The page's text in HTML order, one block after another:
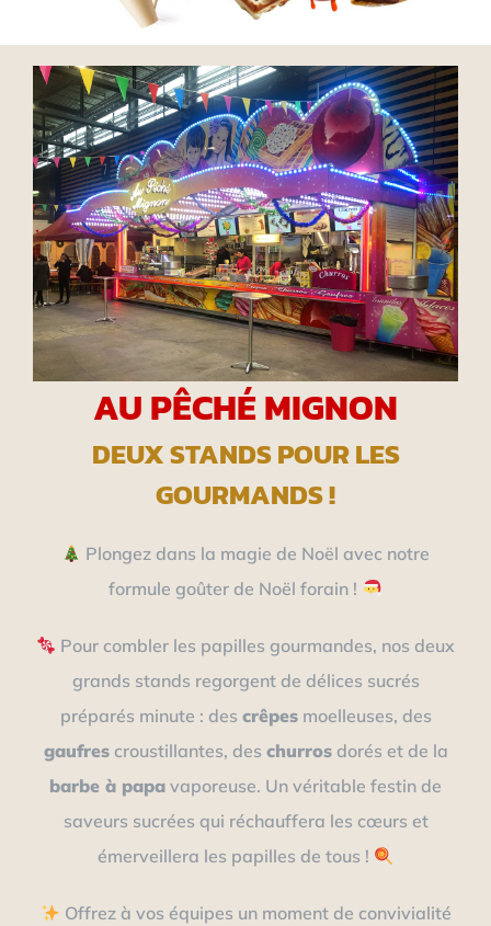
AU PÊCHÉ MIGNON
DEUX STANDS POUR LES
GOURMANDS !
Plongez dans la magie de Noël avec notre
formule goûter de Noël forain !
Pour combler les papilles gourmandes, nos deux
grands stands regorgent de délices sucrés
préparés minute : des crêpesmoelleuses, des
gaufrescroustillantes, des churrosdorés et de la
barbe à papa vaporeuse. Un véritable festin de
saveurs sucrées qui réchauffera les cœurs et
émerveillera les papilles de tous !
Offrez à vos équipes un moment de convivialité